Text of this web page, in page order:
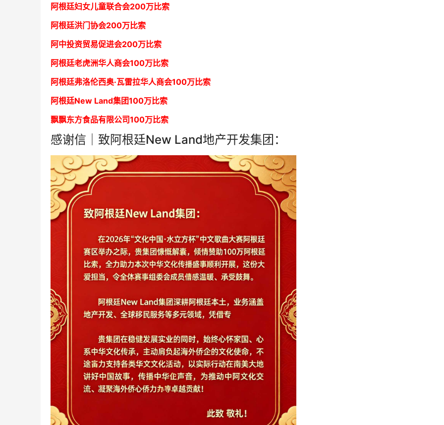
阿根廷妇女儿童联合会200万比索
阿根廷洪门协会200万比索
阿中投资贸易促进会200万比索
阿根廷老虎洲华人商会100万比索
阿根廷弗洛伦西奥·瓦雷拉华人商会100万比索
阿根廷New Land集团100万比索
飘飘东方食品有限公司100万比索
感谢信｜致阿根廷New Land地产开发集团：